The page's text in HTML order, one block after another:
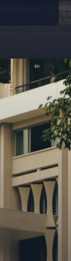
https://giaydabonghana.com/dinh-doc-lap-luu-giu-ky-uc-chien-tranh-va-lich-su-viet-nam